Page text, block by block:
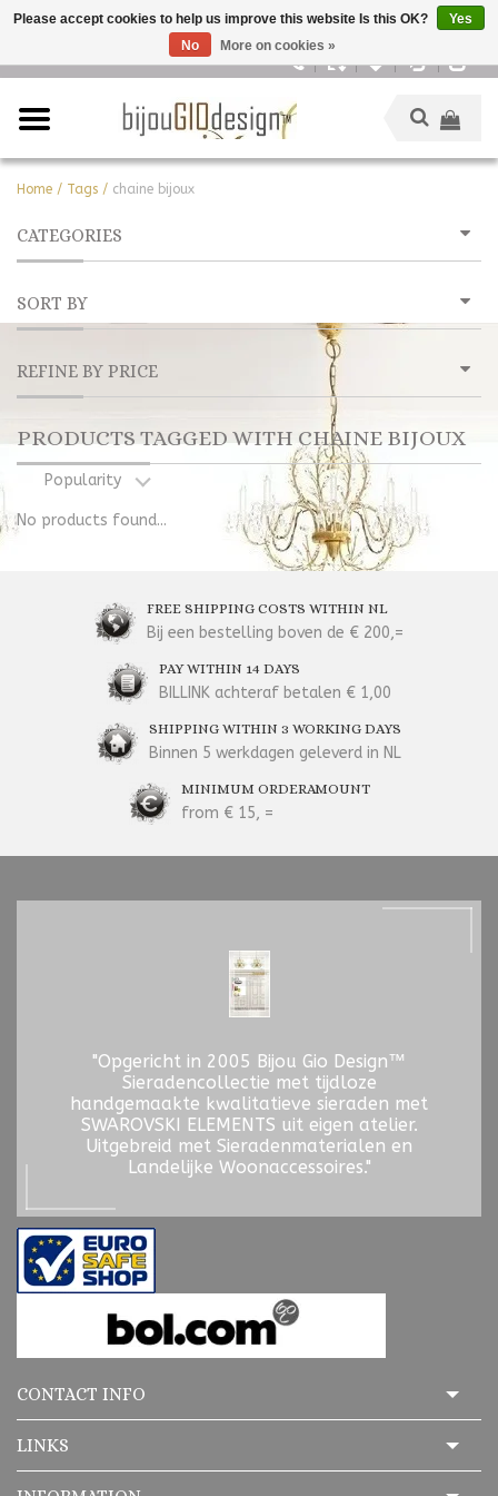
Home / Tags / chaine bijoux
CATEGORIES
SORT BY
REFINE BY PRICE
PRODUCTS TAGGED WITH CHAINE BIJOUX
Popularity
No products found...
FREE SHIPPING COSTS WITHIN NL
Bij een bestelling boven de € 200,=
PAY WITHIN 14 DAYS
BILLINK achteraf betalen € 1,00
SHIPPING WITHIN 3 WORKING DAYS
Binnen 5 werkdagen geleverd in NL
MINIMUM ORDERAMOUNT
from € 15, =
"Opgericht in 2005 Bijou Gio Design™
Sieradencollectie met tijdloze
handgemaakte kwalitatieve sieraden met
SWAROVSKI ELEMENTS uit eigen atelier.
Uitgebreid met Sieradenmaterialen en
Landelijke Woonaccessoires."
CONTACT INFO
LINKS
Please accept cookies to help us improve this website Is this OK?
Yes
No
More on cookies »